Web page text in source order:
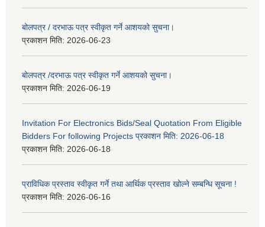
बोलपत्र / दरभाऊ पत्र स्वीकृत गर्ने आशयको सुचना।
प्रकाशन मिति: 2026-06-23
बोलपत्र /दरभाऊ पत्र स्वीकृत गर्ने आशयको सुचना।
प्रकाशन मिति: 2026-06-19
Invitation For Electronics Bids/Seal Quotation From Eligible
Bidders For following Projects प्रकाशन मिति: 2026-06-18
प्रकाशन मिति: 2026-06-18
प्राविधिक प्रस्ताव स्वीकृत गर्ने तथा आर्थिक प्रस्ताव खोल्ने सम्बन्धि सूचना !
प्रकाशन मिति: 2026-06-16